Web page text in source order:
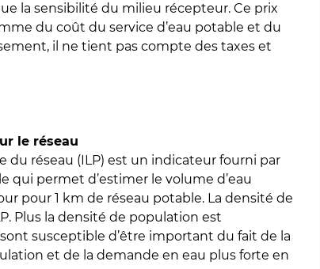
la sensibilité du milieu récepteur. Ce prix
du coût du service d’eau potable et du
il ne tient pas compte des taxes et
le réseau
du réseau (ILP) est un indicateur fourni par
qui permet d’estimer le volume d’eau
pour 1 km de réseau potable. La densité de
Plus la densité de population est
susceptible d’être important du fait de la
et de la demande en eau plus forte en